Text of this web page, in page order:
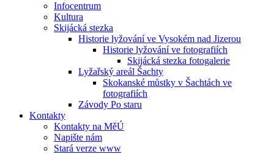
Infocentrum
Kultura
Skijácká stezka
Historie lyžování ve Vysokém nad Jizerou
Historie lyžování ve fotografiích
Skijácká stezka fotogalerie
Lyžařský areál Šachty
Skokanské můstky v Šachtách ve
fotografiích
Závody Po staru
Kontakty
Kontakty na MěÚ
Napište nám
Stará verze www